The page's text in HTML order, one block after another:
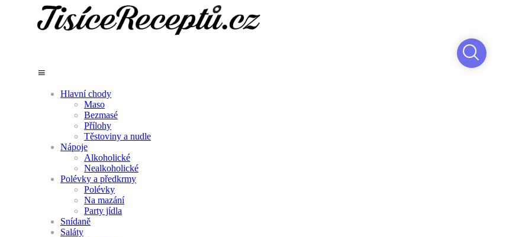
Hlavní chody
Maso
Bezmasé
Přílohy
Těstoviny a nudle
Nápoje
Alkoholické
Nealkoholické
Polévky a předkrmy
Polévky
Na mazání
Party jídla
Snídaně
Saláty